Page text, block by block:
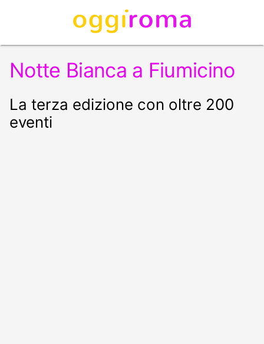
Notte Bianca a Fiumicino
La terza edizione con oltre 200
eventi